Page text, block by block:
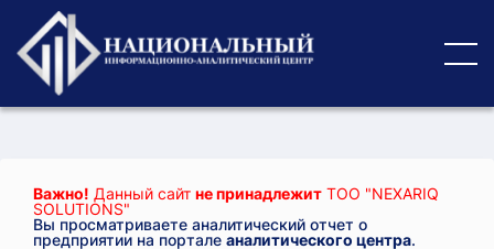
Важно! Данный сайт не принадлежит ТОО "NEXARIQ
SOLUTIONS"
Вы просматриваете аналитический отчет о
предприятии на портале аналитического центра.